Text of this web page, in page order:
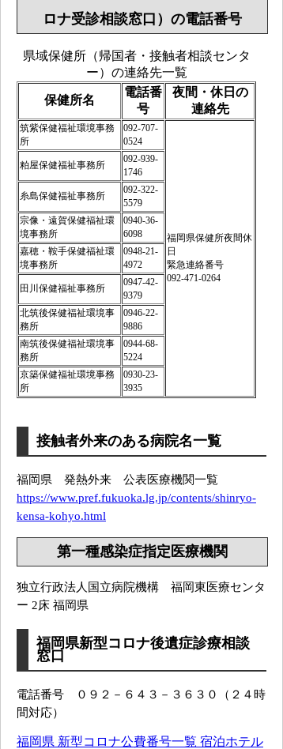
ロナ受診相談窓口）の電話番号
県域保健所（帰国者・接触者相談センタ
ー）の連絡先一覧
保健所名
電話番
号
夜間・休日の
連絡先
筑紫保健福祉環境事務
所
092-707-
0524
福岡県保健所夜間休
日
緊急連絡番号
092-471-0264
粕屋保健福祉事務所
092-939-
1746
糸島保健福祉事務所
092-322-
5579
宗像・遠賀保健福祉環
境事務所
0940-36-
6098
嘉穂・鞍手保健福祉環
境事務所
0948-21-
4972
田川保健福祉事務所
0947-42-
9379
北筑後保健福祉環境事
務所
0946-22-
9886
南筑後保健福祉環境事
務所
0944-68-
5224
京築保健福祉環境事務
所
0930-23-
3935
接触者外来のある病院名一覧
福岡県 発熱外来 公表医療機関一覧
https://www.pref.fukuoka.lg.jp/contents/shinryo-
kensa-kohyo.html
第一種感染症指定医療機関
独立行政法人国立病院機構 福岡東医療センタ
ー 2床 福岡県
福岡県新型コロナ後遺症診療相談
窓口
電話番号 ０９２－６４３－３６３０（２４時
間対応）
福岡県 新型コロナ公費番号一覧 宿泊ホテル